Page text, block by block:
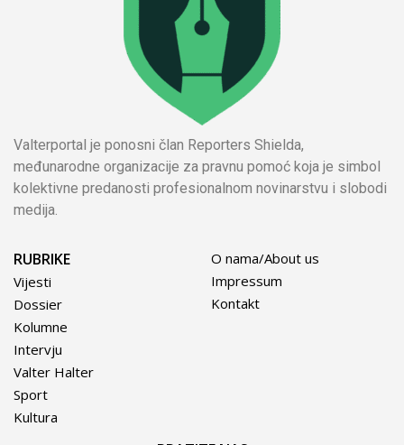
Valterportal je ponosni član Reporters Shielda,
međunarodne organizacije za pravnu pomoć koja je simbol
kolektivne predanosti profesionalnom novinarstvu i slobodi
medija.
RUBRIKE
Vijesti
Dossier
Kolumne
Intervju
Valter Halter
Sport
Kultura
O nama/About us
Impressum
Kontakt